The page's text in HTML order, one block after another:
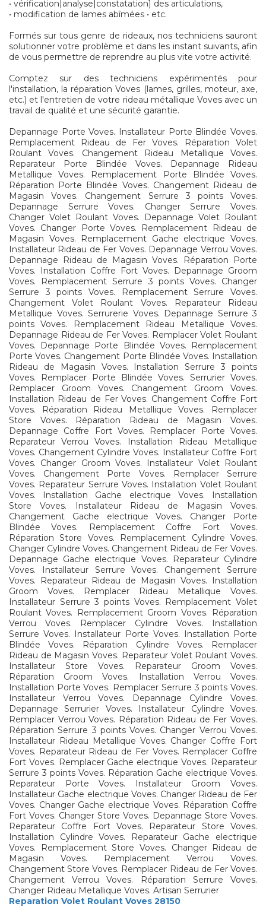
• vérification|analyse|constatation] des articulations,
• modification de lames abîmées • etc.
Formés sur tous genre de rideaux, nos techniciens sauront
solutionner votre problème et dans les instant suivants, afin
de vous permettre de reprendre au plus vite votre activité.
Comptez sur des techniciens expérimentés pour
l'installation, la réparation Voves (lames, grilles, moteur, axe,
etc.) et l'entretien de votre rideau métallique Voves avec un
travail de qualité et une sécurité garantie.
Depannage Porte Voves. Installateur Porte Blindée Voves.
Remplacement Rideau de Fer Voves. Réparation Volet
Roulant Voves. Changement Rideau Metallique Voves.
Reparateur Porte Blindée Voves. Depannage Rideau
Metallique Voves. Remplacement Porte Blindée Voves.
Réparation Porte Blindée Voves. Changement Rideau de
Magasin Voves. Changement Serrure 3 points Voves.
Depannage Serrure Voves. Changer Serrure Voves.
Changer Volet Roulant Voves. Depannage Volet Roulant
Voves. Changer Porte Voves. Remplacement Rideau de
Magasin Voves. Remplacement Gache electrique Voves.
Installateur Rideau de Fer Voves. Depannage Verrou Voves.
Depannage Rideau de Magasin Voves. Réparation Porte
Voves. Installation Coffre Fort Voves. Depannage Groom
Voves. Remplacement Serrure 3 points Voves. Changer
Serrure 3 points Voves. Remplacement Serrure Voves.
Changement Volet Roulant Voves. Reparateur Rideau
Metallique Voves. Serrurerie Voves. Depannage Serrure 3
points Voves. Remplacement Rideau Metallique Voves.
Depannage Rideau de Fer Voves. Remplacer Volet Roulant
Voves. Depannage Porte Blindée Voves. Remplacement
Porte Voves. Changement Porte Blindée Voves. Installation
Rideau de Magasin Voves. Installation Serrure 3 points
Voves. Remplacer Porte Blindée Voves. Serrurier Voves.
Remplacer Groom Voves. Changement Groom Voves.
Installation Rideau de Fer Voves. Changement Coffre Fort
Voves. Réparation Rideau Metallique Voves. Remplacer
Store Voves. Réparation Rideau de Magasin Voves.
Depannage Coffre Fort Voves. Remplacer Porte Voves.
Reparateur Verrou Voves. Installation Rideau Metallique
Voves. Changement Cylindre Voves. Installateur Coffre Fort
Voves. Changer Groom Voves. Installateur Volet Roulant
Voves. Changement Porte Voves. Remplacer Serrure
Voves. Reparateur Serrure Voves. Installation Volet Roulant
Voves. Installation Gache electrique Voves. Installation
Store Voves. Installateur Rideau de Magasin Voves.
Changement Gache electrique Voves. Changer Porte
Blindée Voves. Remplacement Coffre Fort Voves.
Réparation Store Voves. Remplacement Cylindre Voves.
Changer Cylindre Voves. Changement Rideau de Fer Voves.
Depannage Gache electrique Voves. Reparateur Cylindre
Voves. Installateur Serrure Voves. Changement Serrure
Voves. Reparateur Rideau de Magasin Voves. Installation
Groom Voves. Remplacer Rideau Metallique Voves.
Installateur Serrure 3 points Voves. Remplacement Volet
Roulant Voves. Remplacement Groom Voves. Réparation
Verrou Voves. Remplacer Cylindre Voves. Installation
Serrure Voves. Installateur Porte Voves. Installation Porte
Blindée Voves. Réparation Cylindre Voves. Remplacer
Rideau de Magasin Voves. Reparateur Volet Roulant Voves.
Installateur Store Voves. Reparateur Groom Voves.
Réparation Groom Voves. Installation Verrou Voves.
Installation Porte Voves. Remplacer Serrure 3 points Voves.
Installateur Verrou Voves. Depannage Cylindre Voves.
Depannage Serrurier Voves. Installateur Cylindre Voves.
Remplacer Verrou Voves. Réparation Rideau de Fer Voves.
Réparation Serrure 3 points Voves. Changer Verrou Voves.
Installateur Rideau Metallique Voves. Changer Coffre Fort
Voves. Reparateur Rideau de Fer Voves. Remplacer Coffre
Fort Voves. Remplacer Gache electrique Voves. Reparateur
Serrure 3 points Voves. Réparation Gache electrique Voves.
Reparateur Porte Voves. Installateur Groom Voves.
Installateur Gache electrique Voves. Changer Rideau de Fer
Voves. Changer Gache electrique Voves. Réparation Coffre
Fort Voves. Changer Store Voves. Depannage Store Voves.
Reparateur Coffre Fort Voves. Reparateur Store Voves.
Installation Cylindre Voves. Reparateur Gache electrique
Voves. Remplacement Store Voves. Changer Rideau de
Magasin Voves. Remplacement Verrou Voves.
Changement Store Voves. Remplacer Rideau de Fer Voves.
Changement Verrou Voves. Réparation Serrure Voves.
Changer Rideau Metallique Voves. Artisan Serrurier
Reparation Volet Roulant Voves 28150